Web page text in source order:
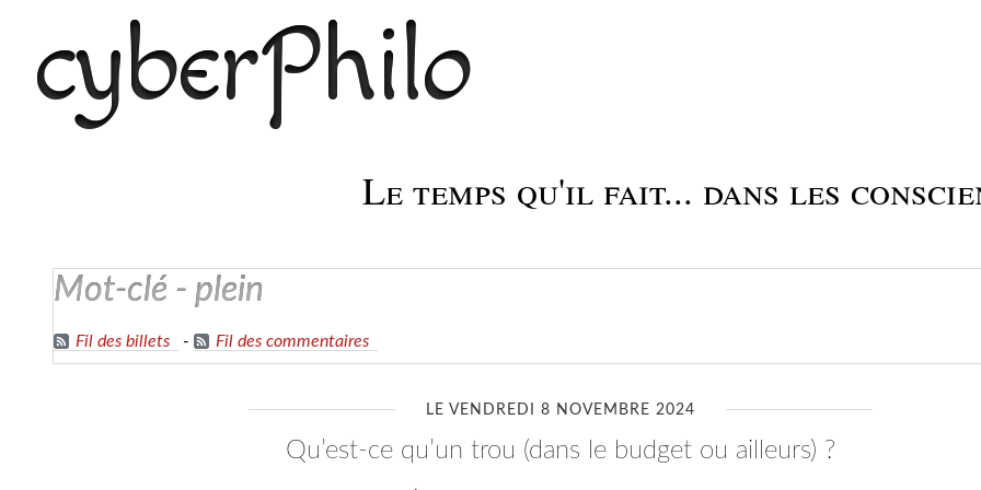
cyberPhilo
Le temps qu'il fait... dans les
mot-clé - plein
Fil des billets - Fil des commentaires
LE VENDREDI 8 NOVEMBRE 2024
qu’est-ce qu’un trou (dans le budget ou ailleurs) ?